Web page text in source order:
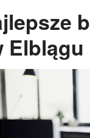
Elblągu